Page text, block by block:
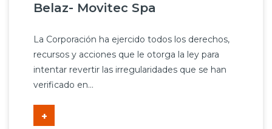
Belaz- Movitec Spa
La Corporación ha ejercido todos los derechos,
recursos y acciones que le otorga la ley para
intentar revertir las irregularidades que se han
verificado en...
+